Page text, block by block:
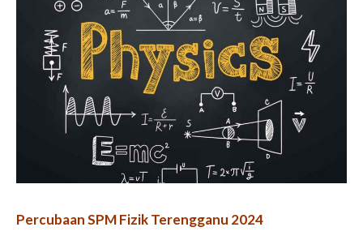
Percubaan SPM Fizik Terengganu 2024